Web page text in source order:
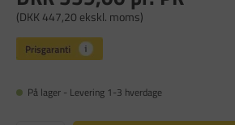
(DKK 447,20 ekskl. moms)
På lager - Levering 1-3 hverdage